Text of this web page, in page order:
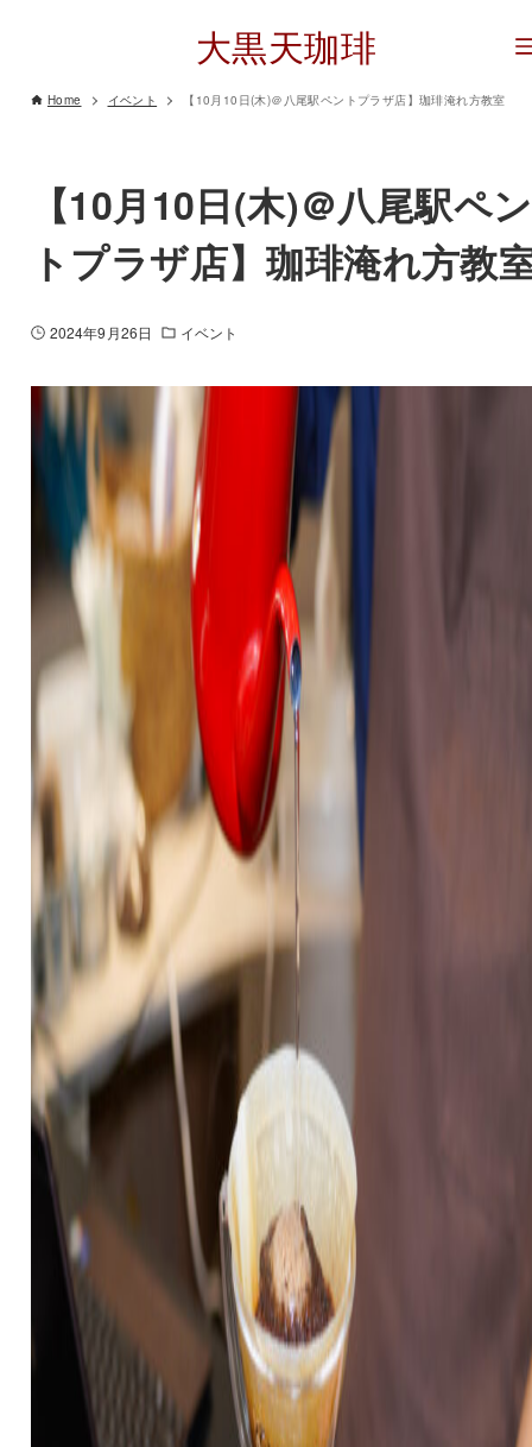
大黒天珈琲
Home イベント 【10月10日(木)＠八尾駅ペントプラザ店】珈琲淹れ方教室
【10月10日(木)＠八尾駅ペン
トプラザ店】珈琲淹れ方教
2024年9月26日 イベント